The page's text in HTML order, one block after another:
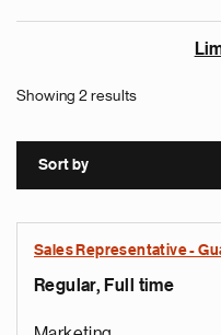
Showing 2 results
Sort by
Sales Representative -
Regular, Full time